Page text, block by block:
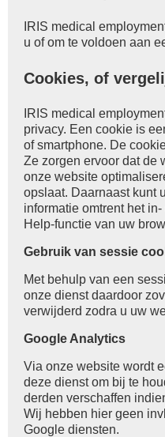
IRIS medical
u of om te voldoen aan
Cookies, of
IRIS medical
privacy. Een cookie is
of smartphone. De
Ze zorgen ervoor dat de
onze website
opslaat. Daarnaast kunt
informatie omtrent het
Help-functie van uw
Gebruik van sessie
Met behulp van een
onze dienst daardoor
verwijderd zodra u uw
Google Analytics
Via onze website wordt
deze dienst om bij te
derden verschaffen
Wij hebben hier geen
Google diensten.